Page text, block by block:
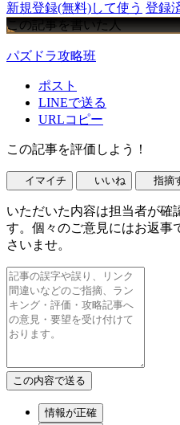
新規登録(無料)して使う 登録
この記事を書いた人
パズドラ攻略班
ポスト
LINEで送る
URLコピー
この記事を評価しよう！
イマイチ いいね 指摘
いただいた内容は担当者が確
す。個々のご意見にはお返事
さいませ。
情報が正確